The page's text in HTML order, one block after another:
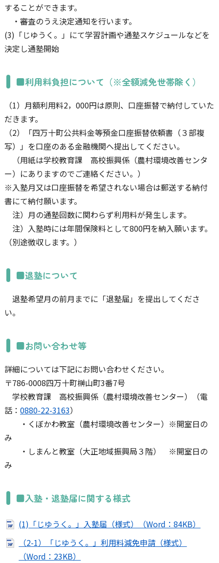
することができます。
・審査のうえ決定通知を行います。
(3)「じゆうく。」にて学習計画や通塾スケジュールなどを
決定し通塾開始
■利用料負担について（※全額減免世帯除く）
（1）月額利用料2，000円は原則、口座振替で納付していた
だきます。
（2）「四万十町公共料金等預金口座振替依頼書（３部複
写）」を口座のある金融機関へ提出してください。
（用紙は学校教育課 高校振興係（農村環境改善センタ
ー）にありますのでご連絡ください。）
※入塾月又は口座振替を希望されない場合は郵送する納付
書にて納付願います。
注）月の通塾回数に関わらず利用料が発生します。
注）入塾時には年間保険料として800円を納入願います。
（別途徴収します。）
■退塾について
退塾希望月の前月までに「退塾届」を提出してくださ
い。
■お問い合わせ等
詳細については下記にお問い合わせください。
〒786-0008四万十町榊山町3番7号
学校教育課 高校振興係（農村環境改善センター）（電
話： 0880-22-3163）
・くぼかわ教室（農村環境改善センター）※開室日の
み
・しまんと教室（大正地域振興局３階） ※開室日の
み
■入塾・退塾届に関する様式
(1)「じゆうく。」入塾届（様式）（Word：84KB）
（2-1）「じゆうく。」利用料減免申請（様式）
（Word：23KB）